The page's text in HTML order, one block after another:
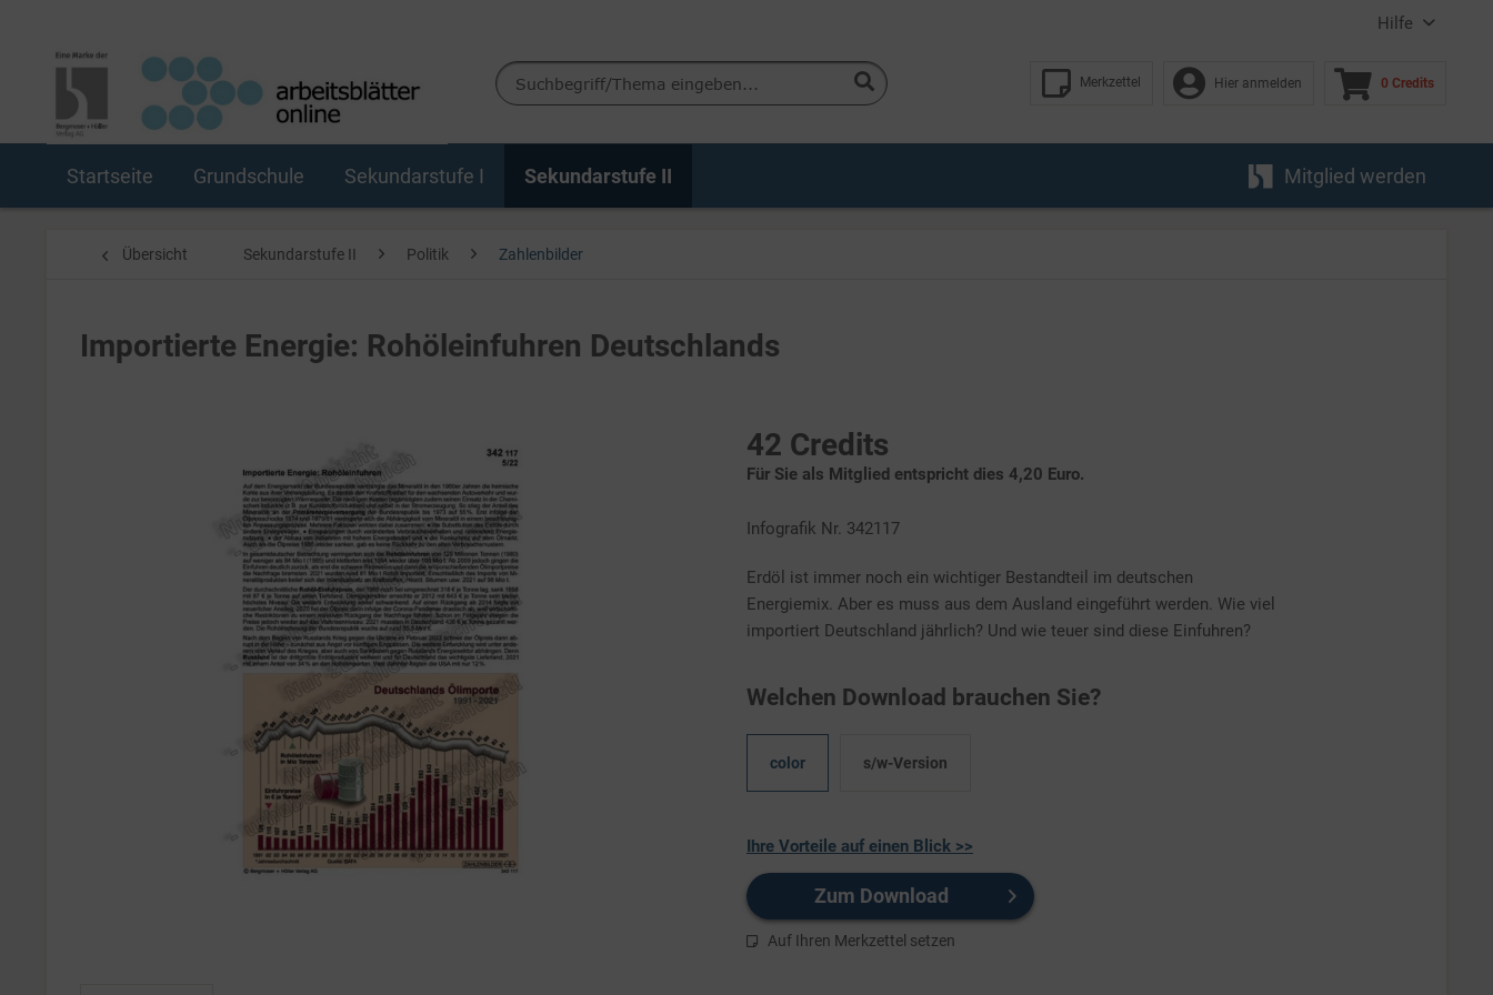
Hilfe
Merkzettel Hier anmelden 0 Credits
Startseite Grundschule Sekundarstufe I Sekundarstufe II Mitglied werden
Übersicht Sekundarstufe II Politik Zahlenbilder
Importierte Energie: Rohöleinfuhren Deutschlands
42 Credits
Für Sie als Mitglied entspricht dies 4,20 Euro.
Infografik Nr. 342117
Erdöl ist immer noch ein wichtiger Bestandteil im deutschen
Energiemix. Aber es muss aus dem Ausland eingeführt werden. Wie viel
importiert Deutschland jährlich? Und wie teuer sind diese Einfuhren?
Welchen Download brauchen Sie?
color s/w-Version
Ihre Vorteile auf einen Blick >>
Zum Download
Auf Ihren Merkzettel setzen